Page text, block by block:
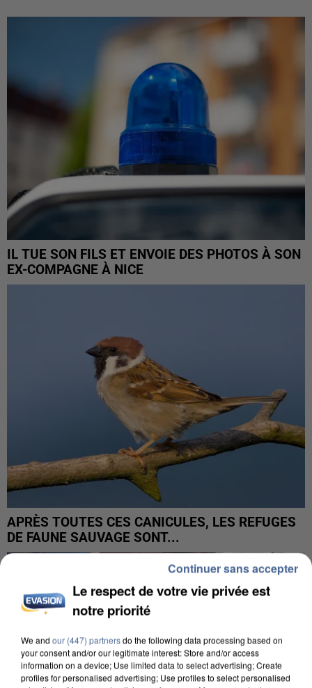
IL TUE SON FILS ET ENVOIE DES PHOTOS À SON
EX-COMPAGNE À NICE
APRÈS TOUTES CES CANICULES, LES REFUGES
DE FAUNE SAUVAGE SONT...
Le respect de votre vie privée est
notre priorité
We and our (447) partnersdo the following data processing based on
your consent and/or our legitimate interest: Store and/or access
information on a device; Use limited data to select advertising; Create
profiles for personalised advertising; Use profiles to select personalised
Continuer sans accepter